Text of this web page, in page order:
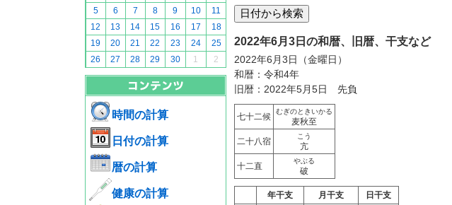
5
6 7 8 9 10
11
12
13 14 15 16 17
18
19
20 21 22 23 24
25
26
27 28 29 30 1 2
時間の計算
日付の計算
暦の計算
健康の計算
2022年6月3日の和暦、旧暦、干支など
2022年6月3日（金曜日）
和暦：令和4年
旧暦：2022年5月5日 先負
七十二候
むぎのときいかる
麦秋至
二十八宿
こう
亢
十二直
やぶる
破
年干支 月干支 日干支